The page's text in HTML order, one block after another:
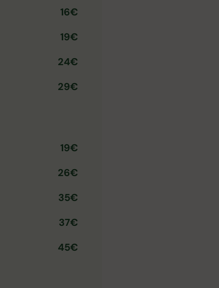
16€
19€
24€
29€
19€
26€
35€
37€
45€